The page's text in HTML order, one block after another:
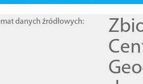
danych źródłowych: